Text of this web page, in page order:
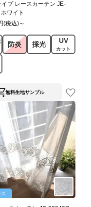
イプ レースカーテン JE-
ワイト
(税込)～
防炎 採光 UV
カット
無料生地サンプル